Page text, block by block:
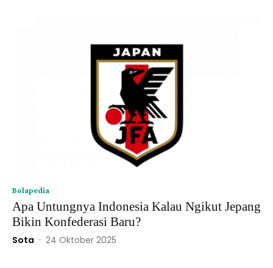
Bolapedia
Apa Untungnya Indonesia Kalau Ngikut Jepang
Bikin Konfederasi Baru?
Sota - 24 Oktober 2025